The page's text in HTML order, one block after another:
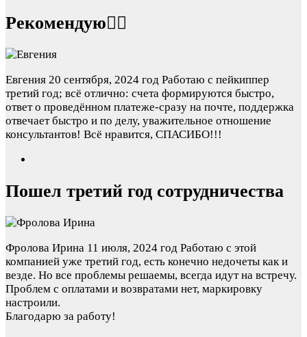
Рекомендую👍🏻
Евгения 20 сентября, 2024 год Работаю с пейкиппер
третий год; всё отлично: счета формируются быстро,
ответ о проведённом платеже-сразу на почте, поддержка
отвечает быстро и по делу, уважительное отношение
консультантов! Всё нравится, СПАСИБО!!!
Пошел третий год сотрудничества
Фролова Ирина 11 июля, 2024 год Работаю с этой
компанией уже третий год, есть конечно недочеты как и
везде. Но все проблемы решаемы, всегда идут на встречу.
Проблем с оплатами и возвратами нет, маркировку
настроили.
Благодарю за работу!